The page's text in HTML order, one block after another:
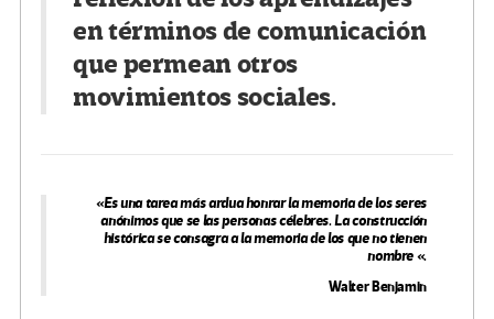
en términos de comunicación
que permean otros
movimientos sociales.
«Es una tarea más ardua honrar la memoria de los seres
anónimos que se las personas célebres. La construcción
histórica se consagra a la memoria de los que no tienen
nombre «.
Walter Benjamin